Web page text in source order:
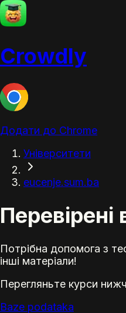
Crowdly
Додати до Chrome
Університети
eucenje.sum.ba
Потрібна допомога з
інші матеріали!
Перегляньте курси
Baze podataka